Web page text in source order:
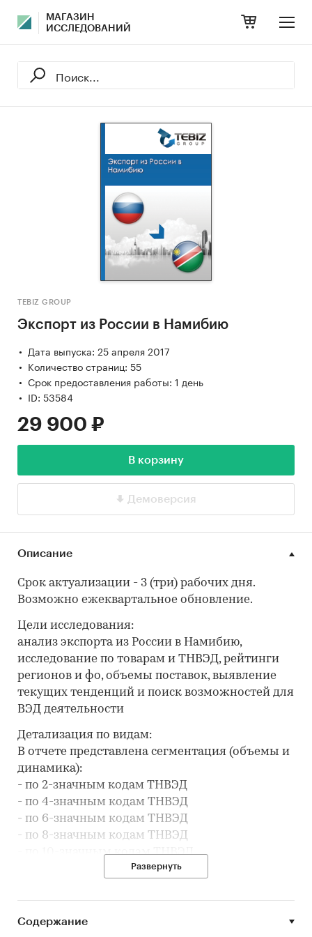
МАГАЗИН
ИССЛЕДОВАНИЙ
TEBIZ GROUP
Экспорт из России в Намибию
Дата выпуска: 25 апреля 2017
Количество страниц: 55
Срок предоставления работы: 1 день
ID: 53584
29 900 ₽
В корзину
Демоверсия
Описание
Срок актуализации - 3 (три) рабочих дня.
Возможно ежеквартальное обновление.
Цели исследования:
анализ экспорта из России в Намибию,
исследование по товарам и ТНВЭД, рейтинги
регионов и фо, объемы поставок, выявление
текущих тенденций и поиск возможностей для
ВЭД деятельности
Детализация по видам:
В отчете представлена сегментация (объемы и
динамика):
- по 2-значным кодам ТНВЭД
- по 4-значным кодам ТНВЭД
- по 6-значным кодам ТНВЭД
- по 8-значным кодам ТНВЭД
- по 10-значным кодам ТНВЭД
Исследование отвечает на вопросы:
- Какие регионы стали закупать больше
Развернуть
Содержание